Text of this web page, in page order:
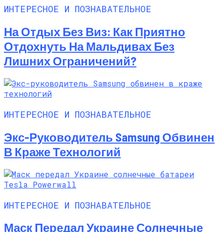
ИНТЕРЕСНОЕ И ПОЗНАВАТЕЛЬНОЕ
На Отдых Без Виз: Как Приятно
Отдохнуть На Мальдивах Без
Лишних Ограничений?
ИНТЕРЕСНОЕ И ПОЗНАВАТЕЛЬНОЕ
Экс-Руководитель Samsung Обвинен
В Краже Технологий
ИНТЕРЕСНОЕ И ПОЗНАВАТЕЛЬНОЕ
Маск Передал Украине Солнечные